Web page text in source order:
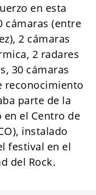
en esta
cámaras (entre
2 cámaras
2 radares
30 cámaras
reconocimiento
parte de la
en el Centro de
instalado
festival en el
del Rock.